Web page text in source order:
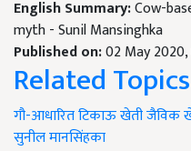
English Summary:Cow-
myth - Sunil Mansinghka
Published on:02 May
Related Topics
गौ-आधारित टिकाऊ खेतीजैविक
सुनील मानसिंहका